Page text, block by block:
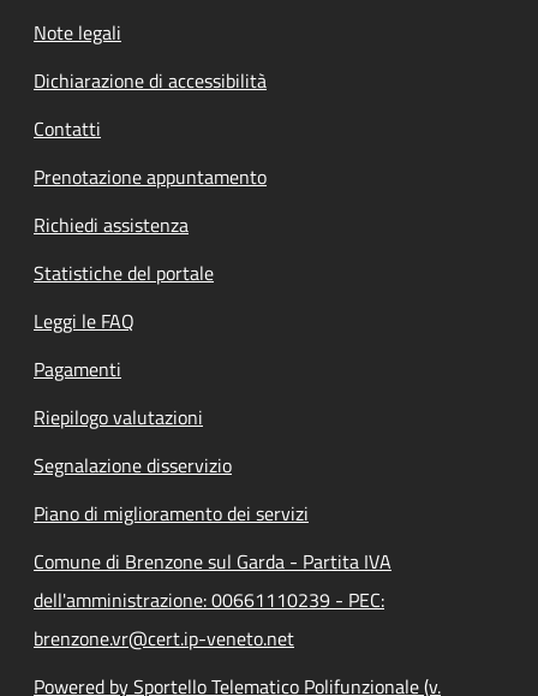
Note legali
Dichiarazione di accessibilità
Contatti
Prenotazione appuntamento
Richiedi assistenza
Statistiche del portale
Leggi le FAQ
Pagamenti
Riepilogo valutazioni
Segnalazione disservizio
Piano di miglioramento dei servizi
Comune di Brenzone sul Garda - Partita IVA
dell'amministrazione: 00661110239 - PEC:
brenzone.vr@cert.ip-veneto.net
Powered by Sportello Telematico Polifunzionale (v.